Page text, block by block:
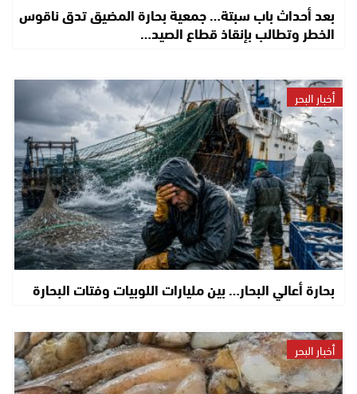
بعد أحداث باب سبتة… جمعية بحارة المضيق تدق ناقوس
الخطر وتطالب بإنقاذ قطاع الصيد…
أخبار البحر
بحارة أعالي البحار… بين مليارات اللوبيات وفتات البحارة
أخبار البحر